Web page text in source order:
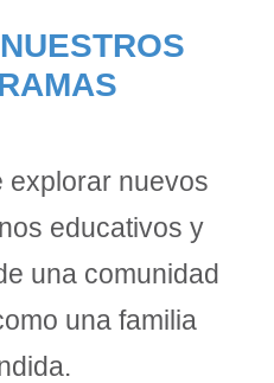
explorar nuevos
educativos y
una comunidad
una familia